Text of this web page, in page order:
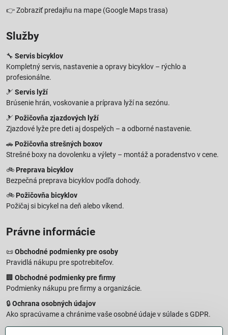
👉Zobraziť predajňu na mape (Google Maps trasa)
Služby
🔧 Servis bicyklov
Kompletný servis, nastavenie a opravy bicyklov – rýchlo a
profesionálne.
🎿 Servis lyží
Brúsenie hrán, voskovanie a príprava lyží na sezónu.
🎿 Požičovňa zjazdových lyží
Zjazdové lyže pre deti aj dospelých – a odborné nastavenie.
🚗 Požičovňa strešných boxov
Strešné boxy na dovolenku a výlety – montáž a poradenstvo v cene.
🚲 Preprava bicyklov
Bezpečná preprava bicyklov podľa dohody.
🚲 Požičovňa bicyklov
Požičaj si bicykel na deň alebo víkend.
Právne informácie
📜 Obchodné podmienky pre osoby
Pravidlá nákupu pre spotrebiteľov.
🏢 Obchodné podmienky pre firmy
Podmienky nákupu pre firmy a organizácie.
🔒Ochrana osobných údajov
Ako spracúvame a chránime vaše osobné údaje v súlade s GDPR.
🧾Reklamačný formulár